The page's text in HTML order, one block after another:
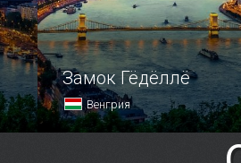
Замок Гёдёллё
Венгрия
Гёдёллё считается вторым